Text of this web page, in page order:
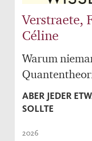
Verstraete,
Céline
Warum
ABER JEDER
SOLLTE
2026